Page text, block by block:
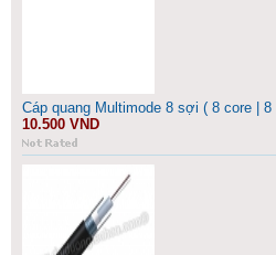
Cáp quang Multimode 8 sợi ( 8 core | 8
10.500 VND